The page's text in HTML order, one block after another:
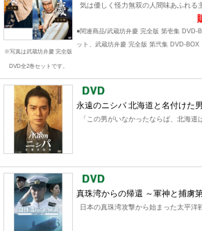
※写真は武蔵坊弁慶 完全版
DVD全2巻セットです。
気は優しく怪力無双の人間味あふれる
●関連商品/武蔵坊弁慶 完全版 第壱集 DVD-
ット、武蔵坊弁慶 完全版 第弐集 DVD-BOX
永遠のニシパ 北海道と名付けた
「この男がいなかったならば、北海道
真珠湾からの帰還 ～軍神と捕虜
日本の真珠湾攻撃から始まった太平洋